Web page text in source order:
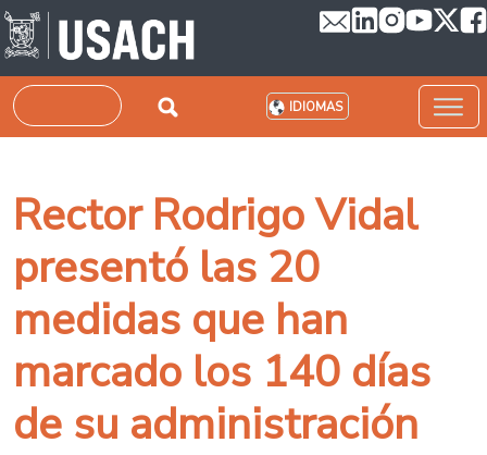
Pasar al contenido principal
Buscar IDIOMAS
Rector Rodrigo Vidal
presentó las 20
medidas que han
marcado los 140 días
de su administración